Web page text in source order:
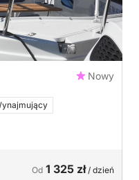
Nowy
Od 1 325 zł/ dzień